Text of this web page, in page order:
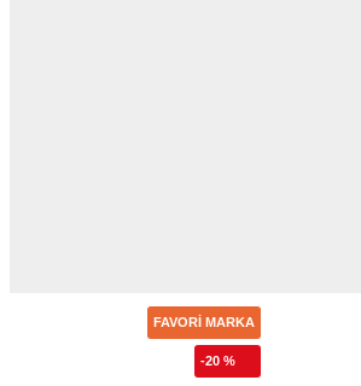
FAVORI MARKA
-20 %